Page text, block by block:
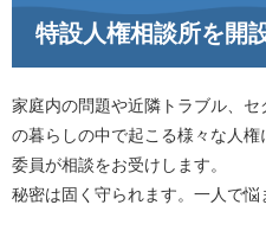
特設人権相談所を開
家庭内の問題や近隣トラブル、
の暮らしの中で起こる様々な人
委員が相談をお受けします。
秘密は固く守られます。​一人で悩